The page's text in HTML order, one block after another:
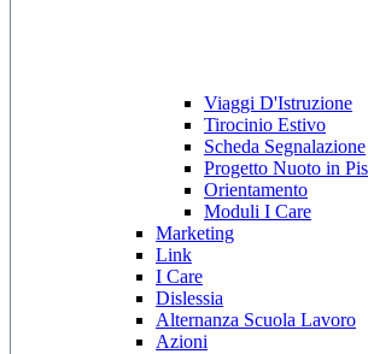
Viaggi D'Istruzione
Tirocinio Estivo
Scheda Segnalazione
Progetto Nuoto in
Orientamento
Moduli I Care
Marketing
Link
I Care
Dislessia
Alternanza Scuola Lavoro
Azioni